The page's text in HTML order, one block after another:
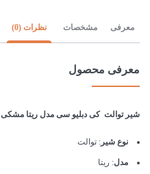
معرفی مشخصات نظرات (0)
معرفی محصول
شیر توالت کی دبلیو سی مدل ریتا مشکی
نوع شیر : توالت
مدل: ریتا